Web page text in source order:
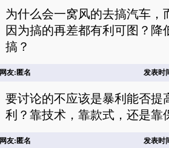
为什么会一窝风的去搞汽车
因为搞的再差都有利可图？
搞？
网友:匿名 发表时
要讨论的不应该是暴利能否提
利？靠技术，靠款式，还是靠
网友:匿名 发表时